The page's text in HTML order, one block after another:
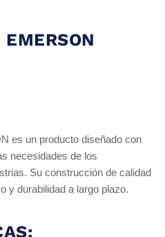
es un producto diseñado con
necesidades de los
Su construcción de calidad
y durabilidad a largo plazo.